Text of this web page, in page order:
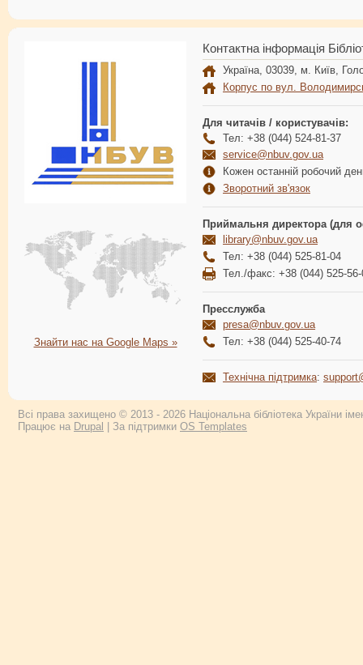
Знайти нас на Google Maps »
Контактна інформація
Україна, 03039, м. Київ,
Корпус по вул.
Для читачів / користувачів:
Тел: +38 (044) 524-81-37
service@nbuv.gov.ua
Кожен останній робочий
Зворотний зв'язок
Приймальня директора (для
library@nbuv.gov.ua
Тел: +38 (044) 525-81-04
Тел./факс: +38 (044) 525-56-
Пресслужба
presa@nbuv.gov.ua
Тел: +38 (044) 525-40-74
Технічна підтримка:
Всі права захищено © 2013 - 2026 Національна бібліотека України
Працює на Drupal | За підтримки OS Templates